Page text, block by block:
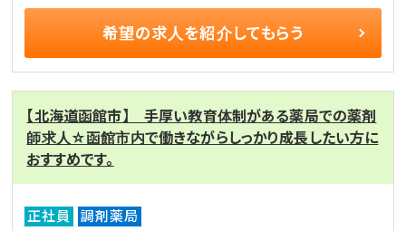
希望の求人を紹介してもらう
【北海道函館市】 手厚い教育体制がある薬局での薬剤
師求人☆函館市内で働きながらしっかり成長したい方に
おすすめです。
正社員 調剤薬局